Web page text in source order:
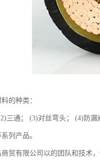
的种类：
三通； (3)对丝弯头； (4)防
列产品。
贸有限公司以的团队和技术